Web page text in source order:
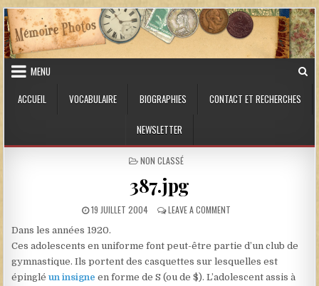
Skip to content
MENU
ACCUEIL
VOCABULAIRE BIOGRAPHIES CONTACT ET RECHERCHES
NEWSLETTER
POSTED IN
NON CLASSÉ
387.jpg
PUBLISHED DATE:
19 JUILLET 2004 LEAVE A COMMENTON 387.JPG
Dans les années 1920.
Ces adolescents en uniforme font peut-être partie d’un club de
gymnastique. Ils portent des casquettes sur lesquelles est
épingléun insigne en forme de S (ou de $). L’adolescent assis à